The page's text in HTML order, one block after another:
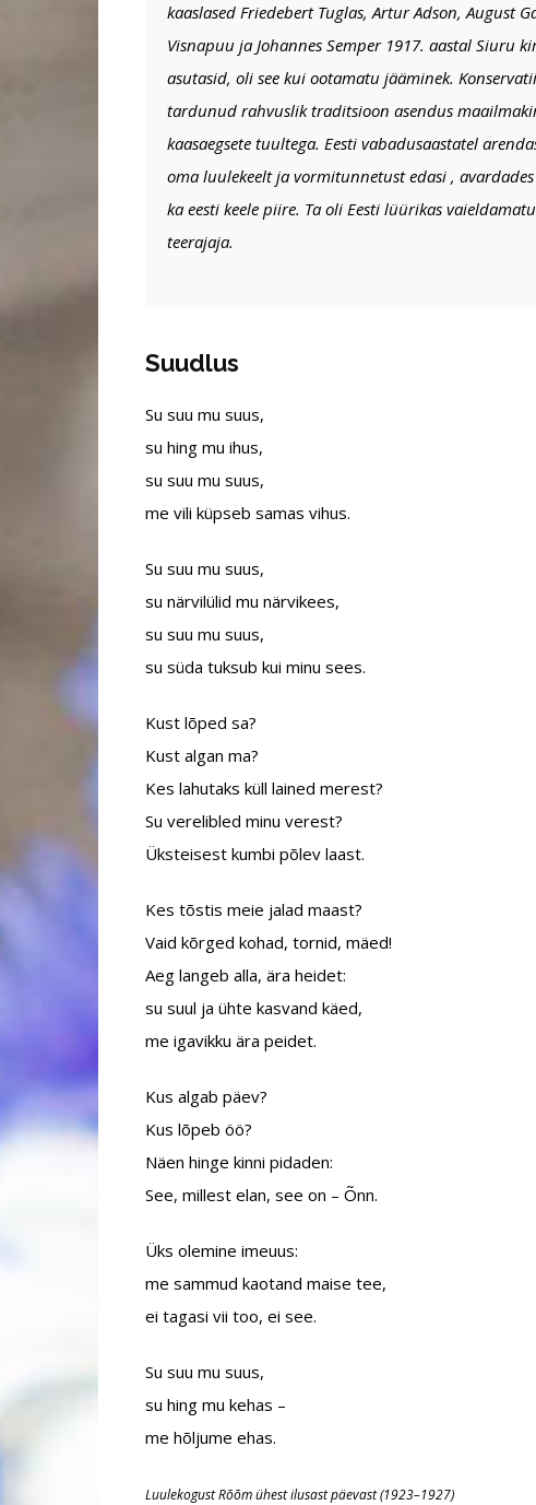
kaaslased Friedebert Tuglas, Artur Adson, August
Visnapuu ja Johannes Semper 1917. aastal Siuru
asutasid, oli see kui ootamatu jääminek.
tardunud rahvuslik traditsioon asendus
kaasaegsete tuultega. Eesti vabadusaastatel
oma luulekeelt ja vormitunnetust edasi ,
ka eesti keele piire. Ta oli Eesti lüürikas
teerajaja.
Suudlus
Su suu mu suus,
su hing mu ihus,
su suu mu suus,
me vili küpseb samas vihus.
Su suu mu suus,
su närvilülid mu närvikees,
su suu mu suus,
su süda tuksub kui minu sees.
Kust lõped sa?
Kust algan ma?
Kes lahutaks küll lained merest?
Su verelibled minu verest?
Üksteisest kumbi põlev laast.
Kes tõstis meie jalad maast?
Vaid kõrged kohad, tornid, mäed!
Aeg langeb alla, ära heidet:
su suul ja ühte kasvand käed,
me igavikku ära peidet.
Kus algab päev?
Kus lõpeb öö?
Näen hinge kinni pidaden:
See, millest elan, see on – Õnn.
Üks olemine imeuus:
me sammud kaotand maise tee,
ei tagasi vii too, ei see.
Su suu mu suus,
su hing mu kehas –
me hõljume ehas.
Luulekogust Rõõm ühest ilusast päevast (1923–1927)